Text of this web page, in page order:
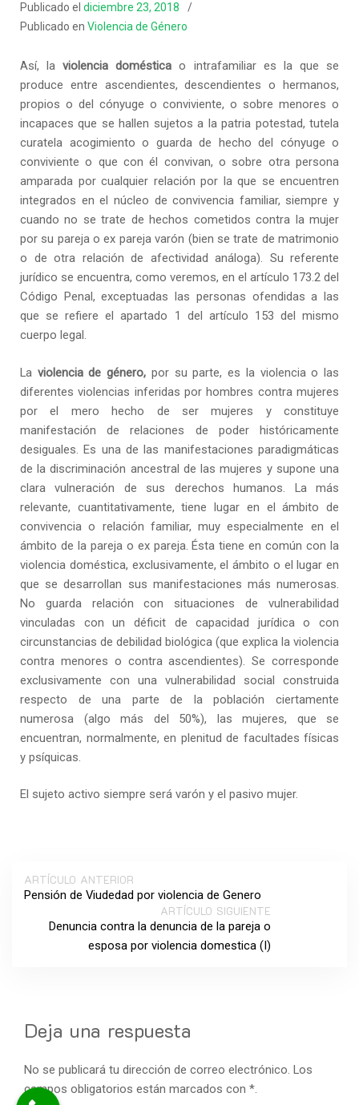
Publicado el diciembre 23, 2018
Publicado en Violencia de Género
Así, laviolencia doméstica o intrafamiliar es la que se
produce entre ascendientes, descendientes o hermanos,
propios o del cónyuge o conviviente, o sobre menores o
incapaces que se hallen sujetos a la patria potestad, tutela
curatela acogimiento o guarda de hecho del cónyuge o
conviviente o que con él convivan, o sobre otra persona
amparada por cualquier relación por la que se encuentren
integrados en el núcleo de convivencia familiar, siempre y
cuando no se trate de hechos cometidos contra la mujer
por su pareja o ex pareja varón (bien se trate de matrimonio
o de otra relación de afectividad análoga). Su referente
jurídico se encuentra, como veremos, en el artículo 173.2 del
Código Penal, exceptuadas las personas ofendidas a las
que se refiere el apartado 1 del artículo 153 del mismo
cuerpo legal.
La violencia de género, por su parte, es la violencia o las
diferentes violencias inferidas por hombres contra mujeres
por el mero hecho de ser mujeres y constituye
manifestación de relaciones de poder históricamente
desiguales. Es una de las manifestaciones paradigmáticas
de la discriminación ancestral de las mujeres y supone una
clara vulneración de sus derechos humanos. La más
relevante, cuantitativamente, tiene lugar en el ámbito de
convivencia o relación familiar, muy especialmente en el
ámbito de la pareja o ex pareja. Ésta tiene en común con la
violencia doméstica, exclusivamente, el ámbito o el lugar en
que se desarrollan sus manifestaciones más numerosas.
No guarda relación con situaciones de vulnerabilidad
vinculadas con un déficit de capacidad jurídica o con
circunstancias de debilidad biológica (que explica la violencia
contra menores o contra ascendientes). Se corresponde
exclusivamente con una vulnerabilidad social construida
respecto de una parte de la población ciertamente
numerosa (algo más del 50%), las mujeres, que se
encuentran, normalmente, en plenitud de facultades físicas
y psíquicas.
El sujeto activo siempre será varón y el pasivo mujer.
ARTÍCULO ANTERIOR
Pensión de Viudedad por violencia de Genero
ARTÍCULO SIGUIENTE
Denuncia contra la denuncia de la pareja o
esposa por violencia domestica (I)
Deja una respuesta
No se publicará tu dirección de correo electrónico. Los
campos obligatorios están marcados con *.